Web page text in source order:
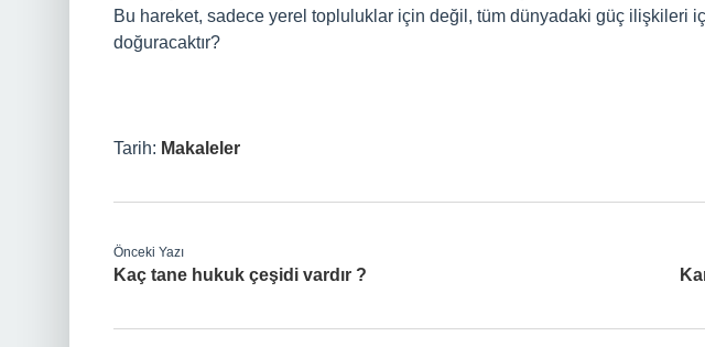
Bu hareket, sadece yerel topluluklar için değil, tüm dünyadaki güç ilişkileri
doğuracaktır?
Tarih: Makaleler
Önceki Yazı
Kaç tane hukuk çeşidi vardır ?